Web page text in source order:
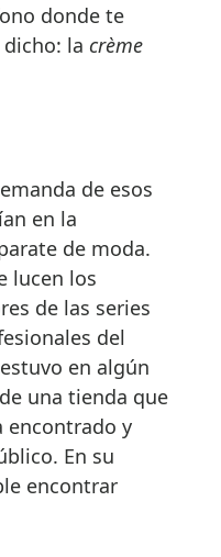
donde te
la crème
de esos
en la
de moda.
lucen los
de las series
del
en algún
una tienda que
encontrado y
En su
encontrar